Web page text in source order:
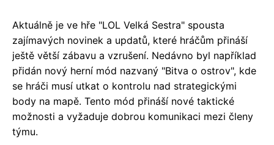
Aktuálně je ve hře "LOL Velká Sestra" spousta
zajímavých novinek a updatů, které hráčům přináší
ještě větší zábavu a vzrušení. Nedávno byl například
přidán nový herní mód nazvaný "Bitva o ostrov", kde
se hráči musí utkat o kontrolu nad strategickými
body na mapě. Tento mód přináší nové taktické
možnosti a vyžaduje dobrou komunikaci mezi členy
týmu.